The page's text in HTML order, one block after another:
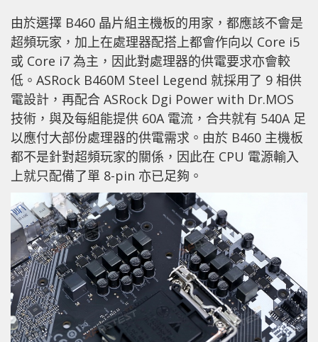
由於選擇 B460 晶片組主機板的用家，都應該不會是
超頻玩家，加上在處理器配搭上都會作向以 Core i5
或 Core i7 為主，因此對處理器的供電要求亦會較
低。ASRock B460M Steel Legend 就採用了 9 相供
電設計，再配合 ASRock Dgi Power with Dr.MOS
技術，與及每組能提供 60A 電流，合共就有 540A 足
以應付大部份處理器的供電需求。由於 B460 主機板
都不是針對超頻玩家的關係，因此在 CPU 電源輸入
上就只配備了單 8-pin 亦已足夠。